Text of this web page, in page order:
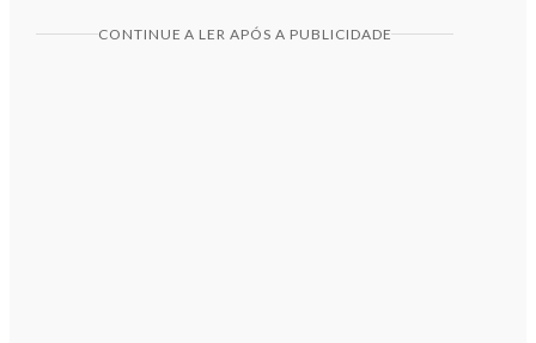
CONTINUE A LER APÓS A PUBLICIDADE